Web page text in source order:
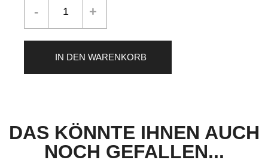
IN DEN WARENKORB
DAS KÖNNTE IHNEN AUCH
NOCH GEFALLEN...